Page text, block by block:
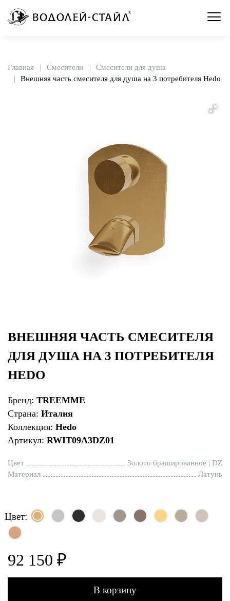
Главная Смесители
Смесители для душа
Внешняя часть смесителя для душа на 3 потребителя Hedo
ВНЕШНЯЯ ЧАСТЬ СМЕСИТЕЛЯ
ДЛЯ ДУША НА 3 ПОТРЕБИТЕЛЯ
HEDO
Бренд: TREEMME
Страна: Италия
Коллекция: Hedo
Артикул: RWIT09A3DZ01
Цвет
Золото брашированное | DZ
Материал
Латунь
Цвет:
92 150 ₽
В корзину